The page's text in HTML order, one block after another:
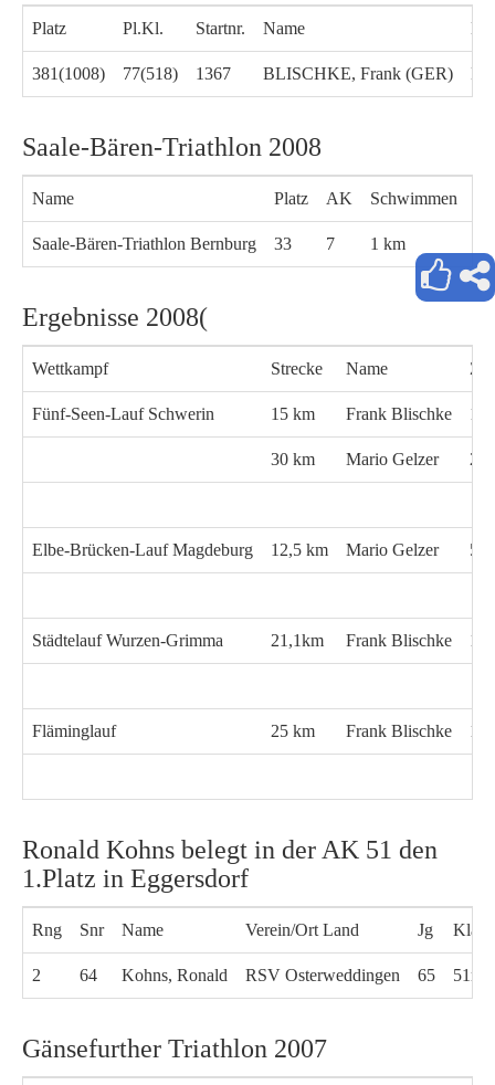
Platz Pl.Kl. Startnr. Name
381(1008) 77(518) 1367 BLISCHKE, Frank (GER)
Saale-Bären-Triathlon 2008
Name Platz AK Schwimmen
Saale-Bären-Triathlon Bernburg 33 7 1 km
Ergebnisse 2008(
Wettkampf Strecke Name
Fünf-Seen-Lauf Schwerin 15 km Frank Blischke
30 km Mario Gelzer
Elbe-Brücken-Lauf Magdeburg 12,5 km Mario Gelzer
Städtelauf Wurzen-Grimma 21,1km Frank Blischke
Fläminglauf 25 km Frank Blischke
Ronald Kohns belegt in der AK 51 den
1.Platz in Eggersdorf
Rng Snr Name Verein/Ort Land Jg
2 64 Kohns, Ronald RSV Osterweddingen 65 51m
Gänsefurther Triathlon 2007